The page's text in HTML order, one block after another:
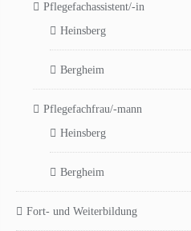
Pflegefachassistent/-in
Heinsberg
Bergheim
Pflegefachfrau/-mann
Heinsberg
Bergheim
Fort- und Weiterbildung